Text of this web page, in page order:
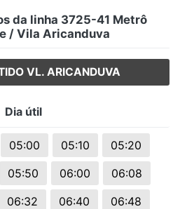
da linha 3725-41 Metrô
/ Vila Aricanduva
VL. ARICANDUVA
Dia útil
05:00 05:10
05:20
05:50 06:00
06:08
06:32 06:40
06:48